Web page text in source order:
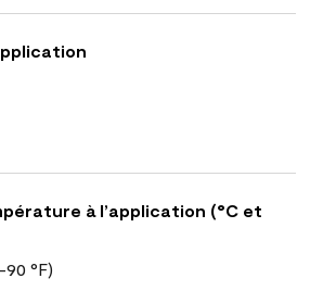
à l’application (°C et
90 °F)